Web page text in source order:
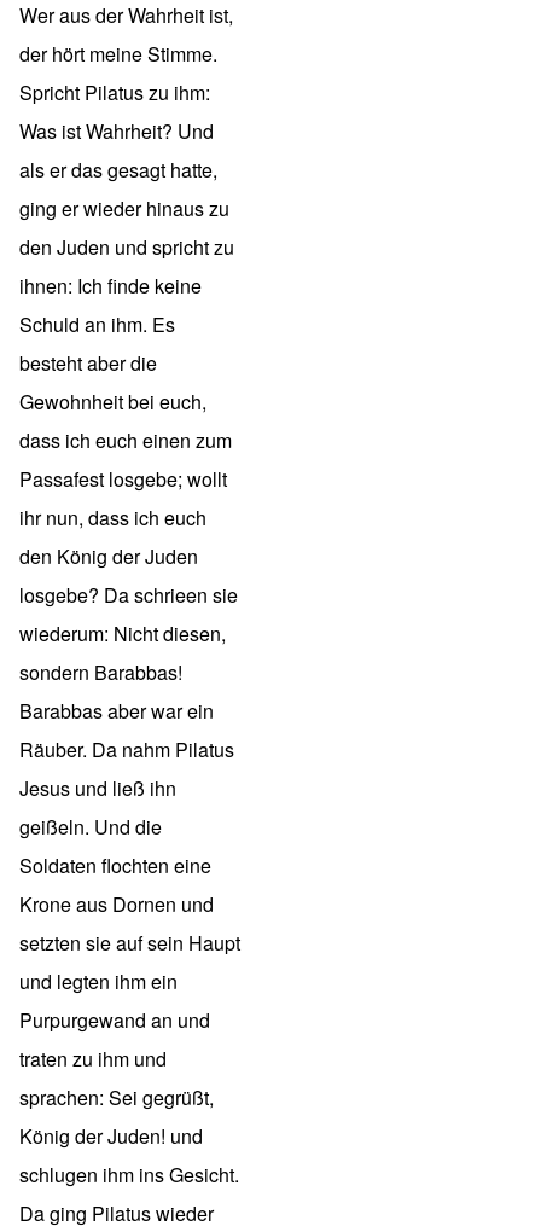
Wer aus der Wahrheit ist,
der hört meine Stimme.
Spricht Pilatus zu ihm:
Was ist Wahrheit? Und
als er das gesagt hatte,
ging er wieder hinaus zu
den Juden und spricht zu
ihnen: Ich finde keine
Schuld an ihm. Es
besteht aber die
Gewohnheit bei euch,
dass ich euch einen zum
Passafest losgebe; wollt
ihr nun, dass ich euch
den König der Juden
losgebe? Da schrieen sie
wiederum: Nicht diesen,
sondern Barabbas!
Barabbas aber war ein
Räuber. Da nahm Pilatus
Jesus und ließ ihn
geißeln. Und die
Soldaten flochten eine
Krone aus Dornen und
setzten sie auf sein Haupt
und legten ihm ein
Purpurgewand an und
traten zu ihm und
sprachen: Sei gegrüßt,
König der Juden! und
schlugen ihm ins Gesicht.
Da ging Pilatus wieder